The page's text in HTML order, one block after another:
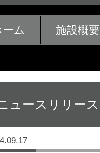
ム 施設概要
ュースリリース